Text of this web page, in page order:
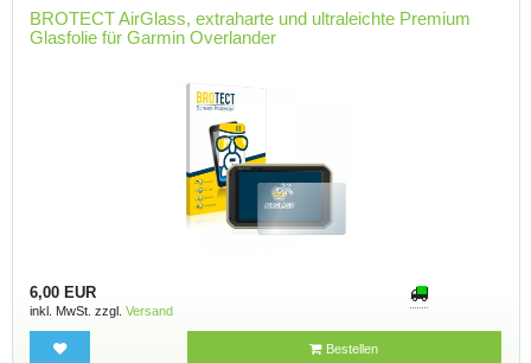
BROTECT AirGlass, extraharte und ultraleichte Premium
Glasfolie für Garmin Overlander
6,00 EUR
inkl. MwSt. zzgl. Versand
Bestellen